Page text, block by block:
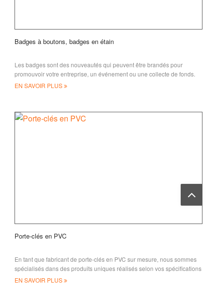
Badges à boutons, badges en étain
Les badges sont des nouveautés qui peuvent être brandés pour
promouvoir votre entreprise, un événement ou une collecte de fonds.
De nombreux secteurs d’activité ont bénéficié de
EN SAVOIR PLUS
Porte-clés en PVC
En tant que fabricant de porte-clés en PVC sur mesure, nous sommes
spécialisés dans des produits uniques réalisés selon vos spécifications
exactes, y compris toutes les formes ou si
EN SAVOIR PLUS